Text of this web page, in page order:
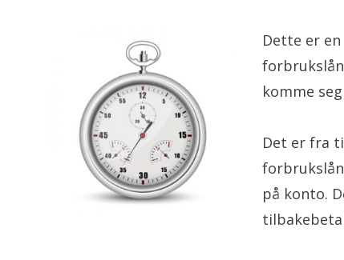
Dette er
komme
Det er fra
på konto.